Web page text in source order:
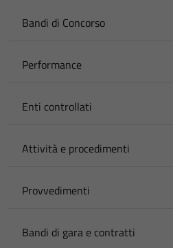
Bandi di Concorso
Performance
Enti controllati
Attività e procedimenti
Provvedimenti
Bandi di gara e contratti